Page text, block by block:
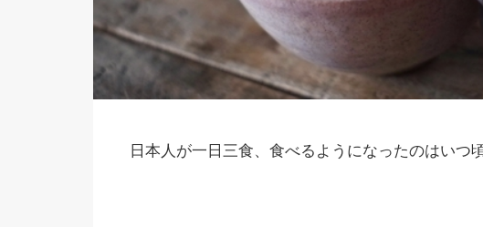
日本人が一日三食、食べるようになったのはいつ